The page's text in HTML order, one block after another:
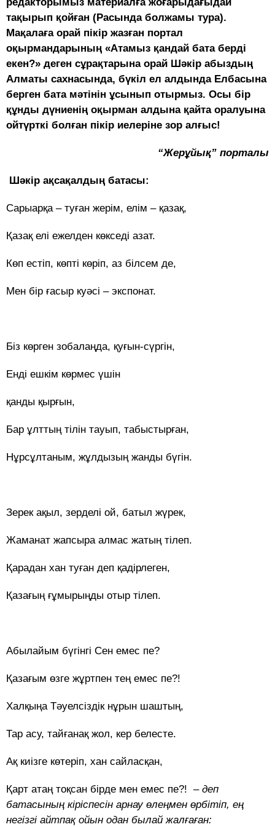
тақырып қойған (Расында болжамы тура).
Мақалаға орай пікір жазған портал
оқырмандарының «Атамыз қандай бата берді
екен?» деген сұрақтарына орай Шәкір абыздың
Алматы сахнасында, бүкіл ел алдында Елбасына
берген бата мәтінін ұсынып отырмыз. Осы бір
құнды дүниенің оқырман алдына қайта оралуына
ойтүрткі болған пікір иелеріне зор алғыс!
“Жерұйық” порталы
Шәкір ақсақалдың батасы:
Сарыарқа – туған жерім, елім – қазақ,
Қазақ елі ежелден көкседі азат.
Көп естіп, көпті көріп, аз білсем де,
Мен бір ғасыр куәсі – экспонат.
Біз көрген зобалаңда, қуғын-сүргін,
Енді ешкім көрмес үшін
қанды қырғын,
Бар ұлттың тілін тауып, табыстырған,
Нұрсұлтаным, жұлдызың жанды бүгін.
Зерек ақыл, зерделі ой, батыл жүрек,
Жаманат жапсыра алмас жатың тілеп.
Қарадан хан туған деп қадірлеген,
Қазағың ғұмырыңды отыр тілеп.
Абылайым бүгінгі Сен емес пе?
Қазағым өзге жұртпен тең емес пе?!
Халқыңа Тәуелсіздік нұрын шаштың,
Тар асу, тайғанақ жол, кер белесте.
Ақ киізге көтеріп, хан сайласқан,
Қарт атаң тоқсан бірде мен емес пе?! – деп
батасының кіріспесін арнау өлеңмен өрбітіп, ең
негізгі айтпақ ойын одан былай жалғаған: